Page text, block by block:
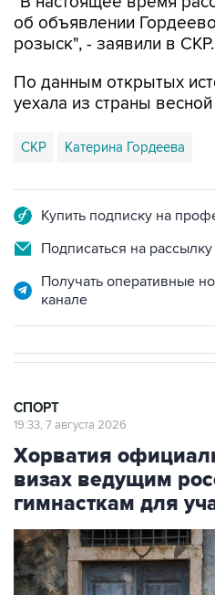
об объявлении
розыск", - заявили в СКР.
По данным открытых
уехала из страны
СКР Катерина Гордеева
Купить подписку на
Подписаться на
Получать оперативные
канале
СПОРТ
19:33, 7 августа 2026
Хорватия
визах ведущим
гимнасткам для